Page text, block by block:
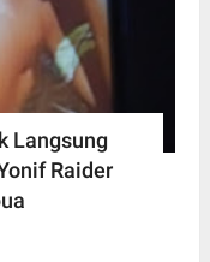
Langsung
Raider